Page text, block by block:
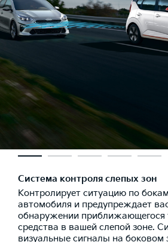
Система контроля слепых зон
Контролирует ситуацию по
автомобиля и предупреждает
обнаружении приближающегося
средства в вашей слепой зоне.
визуальные сигналы на боковом